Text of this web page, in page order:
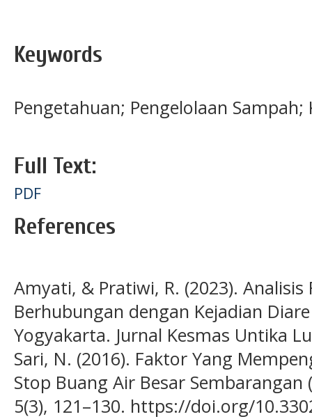
Keywords
Pengetahuan; Pengelolaan Sampah;
Full Text:
PDF
References
Amyati, & Pratiwi, R. (2023).
Berhubungan dengan Kejadian
Yogyakarta. Jurnal Kesmas Untika
Sari, N. (2016). Faktor Yang
Stop Buang Air Besar Sembarangan
5(3), 121–130. https://doi.org/